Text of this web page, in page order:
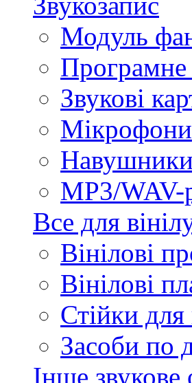
Модуль
Програмне
Звукові
Мікрофони
Навушники
MP3/WAV-
Все для
Вінілові
Вінілові
Стійки для
Засоби по
Інше звукове